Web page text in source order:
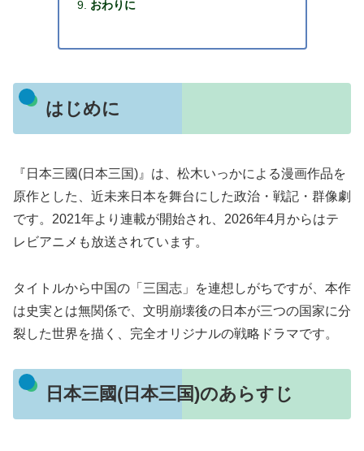
おわりに
はじめに
『日本三國(日本三国)』は、松木いっかによる漫画作品を
原作とした、近未来日本を舞台にした政治・戦記・群像劇
です。2021年より連載が開始され、2026年4月からはテ
レビアニメも放送されています。
タイトルから中国の「三国志」を連想しがちですが、本作
は史実とは無関係で、文明崩壊後の日本が三つの国家に分
裂した世界を描く、完全オリジナルの戦略ドラマです。
日本三國(日本三国)のあらすじ